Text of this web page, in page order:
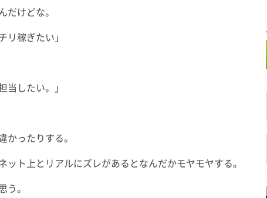
だけどな。
リ稼ぎたい」
当したい。」
かったりする。
ット上とリアルにズレがあるとなんだかモヤモヤする。
う。